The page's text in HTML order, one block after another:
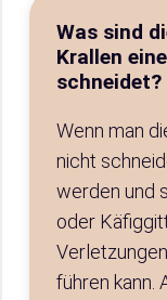
Was sind
Krallen
schneidet?
Wenn man
nicht
werden und
oder
führen kann.